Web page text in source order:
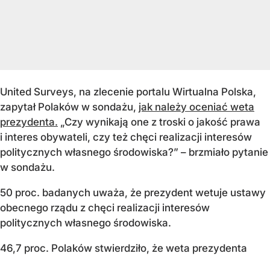
United Surveys, na zlecenie portalu Wirtualna Polska,
zapytał Polaków w sondażu, jak należy oceniać weta
prezydenta. „Czy wynikają one z troski o jakość prawa
i interes obywateli, czy też chęci realizacji interesów
politycznych własnego środowiska?” – brzmiało pytanie
w sondażu.
50 proc. badanych uważa, że prezydent wetuje ustawy
obecnego rządu z chęci realizacji interesów
politycznych własnego środowiska.
46,7 proc. Polaków stwierdziło, że weta prezydenta